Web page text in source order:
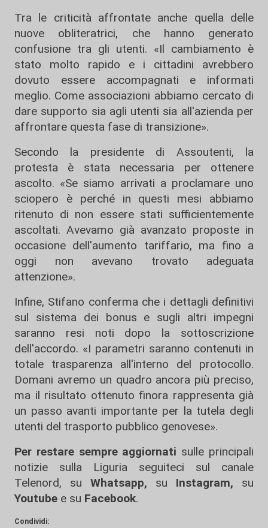
Tra le criticità affrontate anche quella delle
nuove obliteratrici, che hanno generato
confusione tra gli utenti. «Il cambiamento è
stato molto rapido e i cittadini avrebbero
dovuto essere accompagnati e informati
meglio. Come associazioni abbiamo cercato di
dare supporto sia agli utenti sia all'azienda per
affrontare questa fase di transizione».
Secondo la presidente di Assoutenti, la
protesta è stata necessaria per ottenere
ascolto. «Se siamo arrivati a proclamare uno
sciopero è perché in questi mesi abbiamo
ritenuto di non essere stati sufficientemente
ascoltati. Avevamo già avanzato proposte in
occasione dell'aumento tariffario, ma fino a
oggi non avevano trovato adeguata
attenzione».
Infine, Stifano conferma che i dettagli definitivi
sul sistema dei bonus e sugli altri impegni
saranno resi noti dopo la sottoscrizione
dell'accordo. «I parametri saranno contenuti in
totale trasparenza all'interno del protocollo.
Domani avremo un quadro ancora più preciso,
ma il risultato ottenuto finora rappresenta già
un passo avanti importante per la tutela degli
utenti del trasporto pubblico genovese».
Per restare sempre aggiornati sulle principali
notizie sulla Liguria seguiteci sul canale
Telenord, su
Whatsapp, su Instagram, su
Youtube e su Facebook.
Condividi: